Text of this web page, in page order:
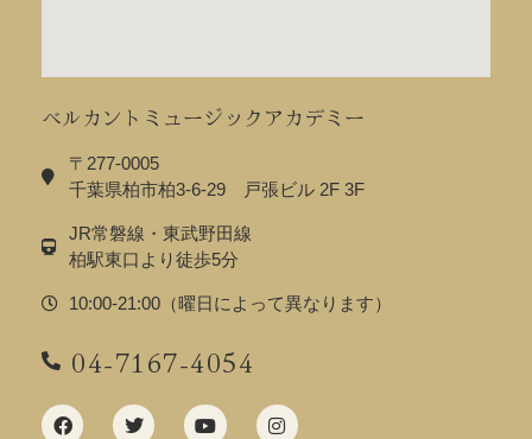
ベルカントミュージックアカデミー
〒277-0005
千葉県柏市柏3-6-29 戸張ビル 2F 3F
JR常磐線・東武野田線
柏駅東口より徒歩5分
10:00-21:00（曜日によって異なります）
04-7167-4054